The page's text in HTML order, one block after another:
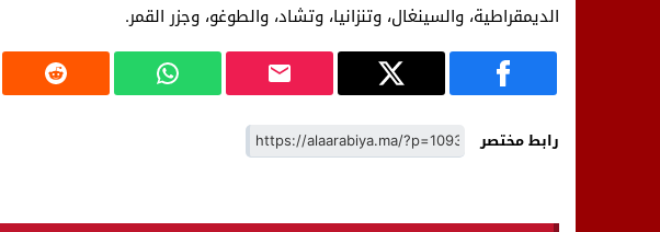
الديمقراطية، والسينغال، وتنزانيا، وتشاد، والطوغو، وجزر القمر.
رابط مختصر